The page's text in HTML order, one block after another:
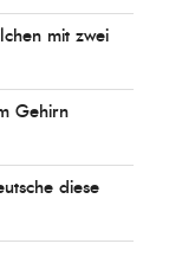
mit zwei
Gehirn
diese